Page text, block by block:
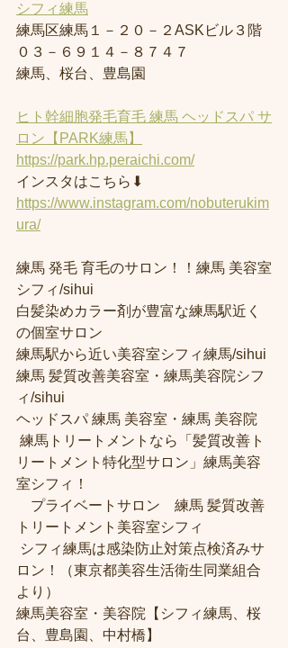
シフィ練馬
練馬区練馬１－２０－２ASKビル３階
０３－６９１４－８７４７
練馬、桜台、豊島園
ヒト幹細胞発毛育毛 練馬 ヘッドスパ サ
ロン【PARK練馬】
https://park.hp.peraichi.com/
インスタはこちら⬇︎
https://www.instagram.com/nobuterukim
ura/
練馬 発毛 育毛のサロン！！練馬 美容室
シフィ/sihui
白髪染めカラー剤が豊富な練馬駅近く
の個室サロン
練馬駅から近い美容室シフィ練馬/sihui
練馬 髪質改善美容室・練馬美容院シフ
ィ/sihui
ヘッドスパ 練馬 美容室・練馬 美容院
練馬トリートメントなら「髪質改善ト
リートメント特化型サロン」練馬美容
室シフィ！
プライベートサロン　練馬 髪質改善
トリートメント美容室シフィ
シフィ練馬は感染防止対策点検済みサ
ロン！（東京都美容生活衛生同業組合
より）
練馬美容室・美容院【シフィ練馬、桜
台、豊島園、中村橋】